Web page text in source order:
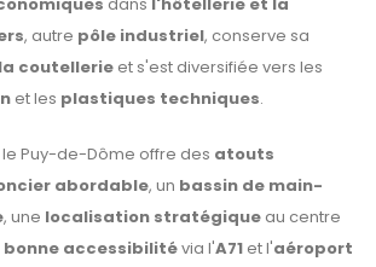
dans l'hôtellerie et la
, autre pôle industriel, conserve sa
coutellerie et s'est diversifiée vers les
et les plastiques techniques.
Puy-de-Dôme offre des atouts
abordable, un bassin de main-
, une localisation stratégique au centre
bonne accessibilitévia l'A71 et l'aéroport